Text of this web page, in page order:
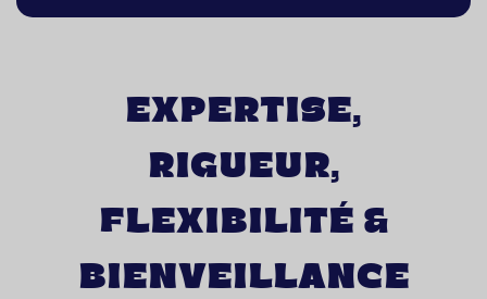
Expertise,
rigueur,
flexibilité &
bienveillance